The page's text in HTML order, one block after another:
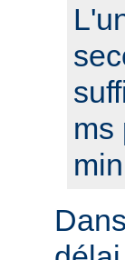
ms